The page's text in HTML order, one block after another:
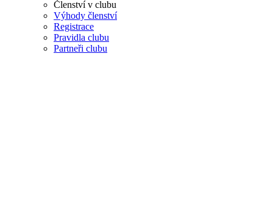
Členství v clubu
Výhody členství
Registrace
Pravidla clubu
Partneři clubu